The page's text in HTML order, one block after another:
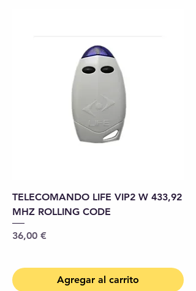
TELECOMANDO LIFE VIP2 W 433,92
MHZ ROLLING CODE
Precio
36,00 €
Agregar al carrito